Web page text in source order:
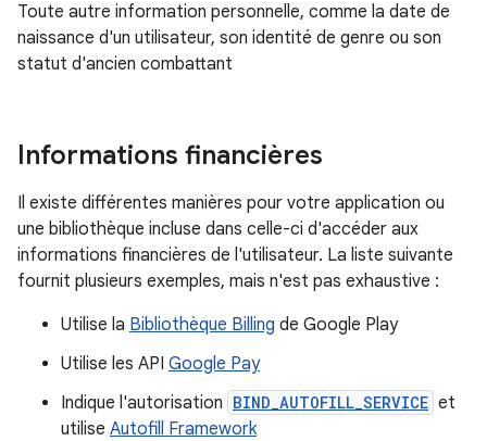
Toute autre information personnelle, comme la date de
naissance d'un utilisateur, son identité de genre ou son
statut d'ancien combattant
Informations financières
Il existe différentes manières pour votre application ou
une bibliothèque incluse dans celle-ci d'accéder aux
informations financières de l'utilisateur. La liste suivante
fournit plusieurs exemples, mais n'est pas exhaustive :
Utilise la Bibliothèque Billing de Google Play
Utilise les API Google Pay
Indique l'autorisation BIND_AUTOFILL_SERVICE et
utilise Autofill Framework